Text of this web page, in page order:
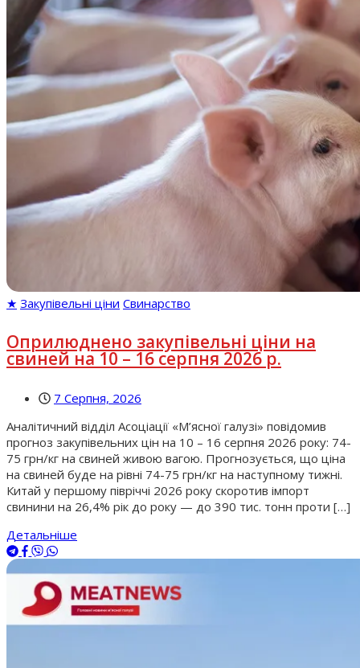
★ Закупівельні ціни Свинарство
Оприлюднено закупівельні ціни на
свиней на 10 – 16 серпня 2026 р.
7 Серпня, 2026
Аналітичний відділ Асоціації «М’ясної галузі» повідомив
прогноз закупівельних цін на 10 – 16 серпня 2026 року: 74-
75 грн/кг на свиней живою вагою. Прогнозується, що ціна
на свиней буде на рівні 74-75 грн/кг на наступному тижні.
Китай у першому півріччі 2026 року скоротив імпорт
свинини на 26,4% рік до року — до 390 тис. тонн проти […]
Детальніше